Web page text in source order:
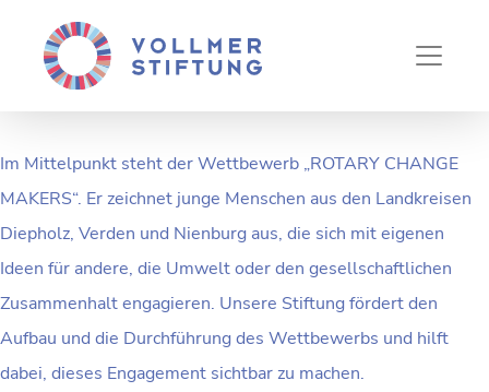
ROTARY CLUB
BRUCHHAUSEN-VILSEN
Im Mittelpunkt steht der Wettbewerb „ROTARY CHANGE
MAKERS“. Er zeichnet junge Menschen aus den Landkreisen
Diepholz, Verden und Nienburg aus, die sich mit eigenen
Ideen für andere, die Umwelt oder den gesellschaftlichen
Zusammenhalt engagieren. Unsere Stiftung fördert den
Aufbau und die Durchführung des Wettbewerbs und hilft
dabei, dieses Engagement sichtbar zu machen.